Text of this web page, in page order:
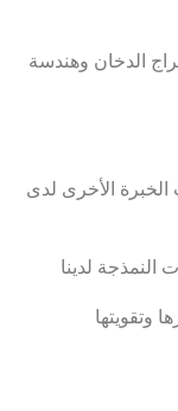
الدخان وهندسة
الخبرة الأخرى لدى
النمذجة لدينا
وتقويتها